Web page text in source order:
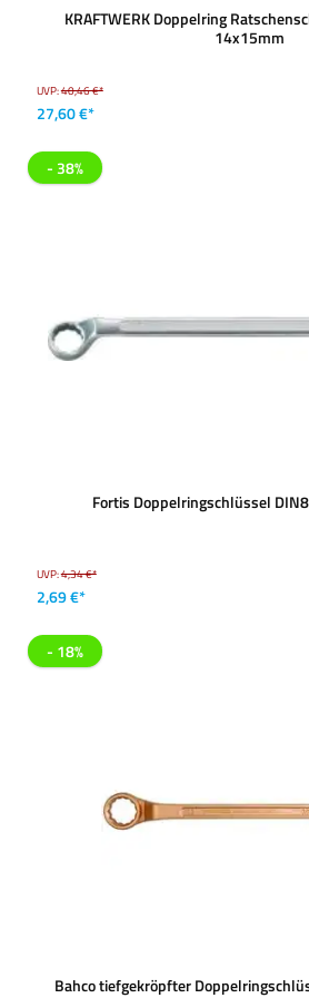
KRAFTWERK Doppelring
14x15mm
UVP:40,46 €*
27,60 €*
- 38%
Fortis Doppelringschlüssel
UVP:4,34 €*
2,69 €*
- 18%
Bahco tiefgekröpfter